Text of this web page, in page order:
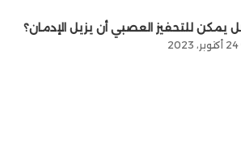
يمكن للتحفيز العصبي أن يزيل الإدمان؟
24 أكتوبر، 2023